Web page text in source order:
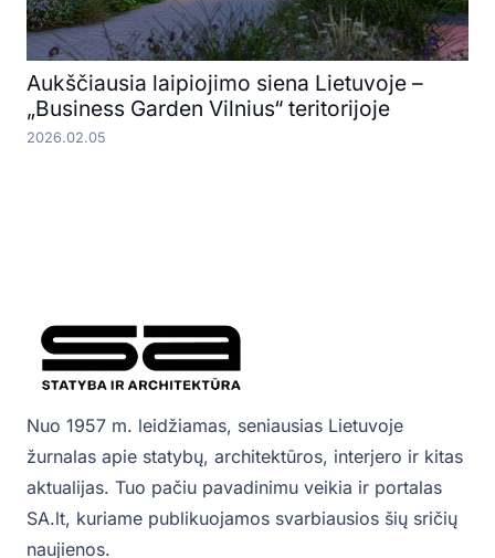
Aukščiausia laipiojimo siena Lietuvoje –
„Business Garden Vilnius“ teritorijoje
2026.02.05
Nuo 1957 m. leidžiamas, seniausias Lietuvoje
žurnalas apie statybų, architektūros, interjero ir kitas
aktualijas. Tuo pačiu pavadinimu veikia ir portalas
SA.lt, kuriame publikuojamos svarbiausios šių sričių
naujienos.